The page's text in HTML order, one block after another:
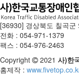
[36930] 경상북도 칠곡
전화 : 054-971-1379
팩스 : 054-976-2463
Copyright
2021 사)한
홈제작 :